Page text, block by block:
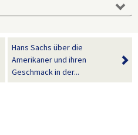
Hans Sachs über die
Amerikaner und ihren
Geschmack in der...